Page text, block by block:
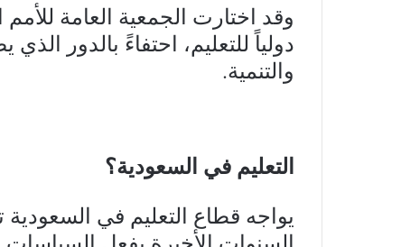
دولياً للتعليم، احتفاءً بالدور
والتنمية.
التعليم في السعودية؟
يواجه قطاع التعليم في